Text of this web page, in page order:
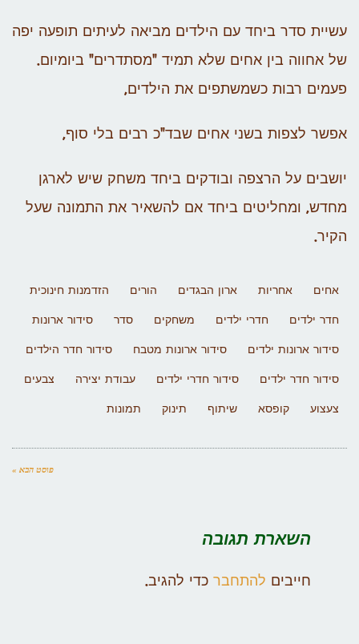
עשיית סדר ביחד עם הילדים מביאה לעיתים תופעה יפה
של אחווה בין אחים שלא תמיד "מסתדרים" ביומיום.
פעמים רבות כשמשתפים את הילדים,
אפשר לצפות בשני אחים שבד"כ רבים בלי סוף,
יושבים על הרצפה ובודקים ביחד משחק שיש לארגן
מחדש, ומחליטים ביחד אם להשאיר את התמונה שעל
הקיר.
אחים אחריות ארון הבגדים הורים
הזדמנות חינוכית
חדר ילדים
חדרי ילדים משחקים סדר
סידור ארונות
סידור ארונות ילדים
סידור ארונות מטבח
סידור חדר הילדים
סידור חדר ילדים
סידור חדרי ילדים עבודת יצירה
צבעים
צעצוע
קופסא שיתוף תינוק תמונות
פוסט הבא »
השארת תגובה
חייבים להתחבר כדי להגיב.